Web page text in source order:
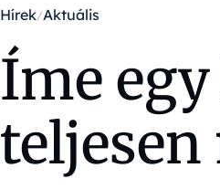
Hírek Aktuális
Íme